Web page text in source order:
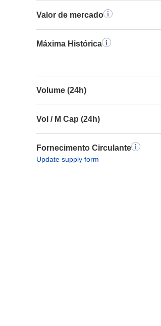
Valor de mercado
Máxima Histórica
Volume (24h)
Vol / M Cap (24h)
Fornecimento Circulante
Update supply form